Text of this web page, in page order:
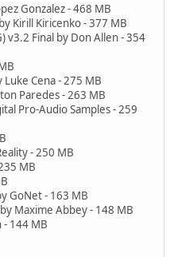
Gonzalez - 468 MB
Kirill Kiricenko - 377 MB
v3.2 Final by Don Allen - 354
Luke Cena - 275 MB
Paredes - 263 MB
Pro-Audio Samples - 259
- 250 MB
MB
GoNet - 163 MB
Maxime Abbey - 148 MB
- 144 MB